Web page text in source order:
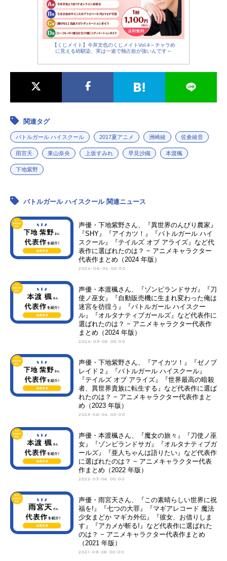
【くじメイト】今井文也のくじメイトVol.4～チャラめ
に見える幼馴染、実は一途で独占欲が強いんです～
関連タグ
バトルガール ハイスクール 2017夏アニメ 洲崎綾 佐倉綾音
雨宮天 東山奈央 上坂すみれ 早見沙織 本渡楓
下地紫野
バトルガール ハイスクール 関連ニュース
声優・下地紫野さん、『異世界のんびり農家』
『SHY』『アイカツ！』『バトルガール ハイ
スクール』『テイルズ オブ アライズ』など代
表作に選ばれたのは？ − アニメキャラクター
代表作まとめ（2024 年版）
2024-06-04 00:00
声優・本渡楓さん、『ゾンビランドサガ』『刀
使ノ巫女』『自動販売機に生まれ変わった俺は
迷宮を彷徨う』『バトルガール ハイスクー
ル』『オルタナティブガールズ』など代表作に
選ばれたのは？ − アニメキャラクター代表作
まとめ（2024 年版）
2024-03-06 00:00
声優・下地紫野さん、『アイカツ！』『ゼノブ
レイド２』『バトルガール ハイスクール』
『テイルズ オブ アライズ』『世界最高の暗殺
者、異世界貴族に転生する』など代表作に選ば
れたのは？ − アニメキャラクター代表作まと
め（2023 年版）
2023-06-04 00:00
声優・本渡楓さん、『魔女の旅々』『刀使ノ巫
女』『ゾンビランドサガ』『オルタナティブガ
ールズ』『亜人ちゃんは語りたい』など代表作
に選ばれたのは？ − アニメキャラクター代表
作まとめ（2022 年版）
2022-03-06 00:00
声優・雨宮天さん、『この素晴らしい世界に祝
福を!』『七つの大罪』『マギアレコード 魔法
少女まどか マギカ外伝』『彼女、お借りしま
す』『アカメが斬る!』など代表作に選ばれた
のは？ − アニメキャラクター代表作まとめ
（2021 年版）
2021-08-28 00:00